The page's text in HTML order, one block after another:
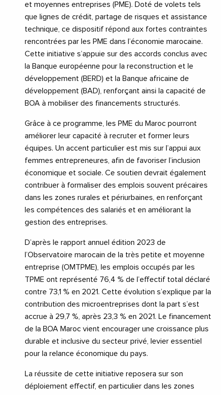
et moyennes entreprises (PME). Doté de volets tels
que lignes de crédit, partage de risques et assistance
technique, ce dispositif répond aux fortes contraintes
rencontrées par les PME dans l’économie marocaine.
Cette initiative s’appuie sur des accords conclus avec
la Banque européenne pour la reconstruction et le
développement (BERD) et la Banque africaine de
développement (BAD), renforçant ainsi la capacité de
BOA à mobiliser des financements structurés.
Grâce à ce programme, les PME du Maroc pourront
améliorer leur capacité à recruter et former leurs
équipes. Un accent particulier est mis sur l’appui aux
femmes entrepreneures, afin de favoriser l’inclusion
économique et sociale. Ce soutien devrait également
contribuer à formaliser des emplois souvent précaires
dans les zones rurales et périurbaines, en renforçant
les compétences des salariés et en améliorant la
gestion des entreprises.
D’après le rapport annuel édition 2023 de
l’Observatoire marocain de la très petite et moyenne
entreprise (OMTPME), les emplois occupés par les
TPME ont représenté 76,4 % de l’effectif total déclaré
contre 73,1 % en 2021. Cette évolution s’explique par la
contribution des microentreprises dont la part s’est
accrue à 29,7 %, après 23,3 % en 2021. Le financement
de la BOA Maroc vient encourager une croissance plus
durable et inclusive du secteur privé, levier essentiel
pour la relance économique du pays.
La réussite de cette initiative reposera sur son
déploiement effectif, en particulier dans les zones